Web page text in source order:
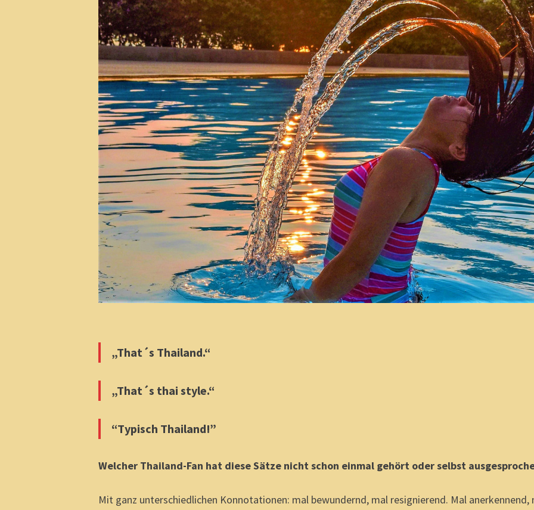
„That´s Thailand.“
„That´s thai style.“
“Typisch Thailand!”
Welcher Thailand-Fan hat diese Sätze nicht schon einmal gehört oder selbst
Mit ganz unterschiedlichen Konnotationen: mal bewundernd, mal resignierend. Mal